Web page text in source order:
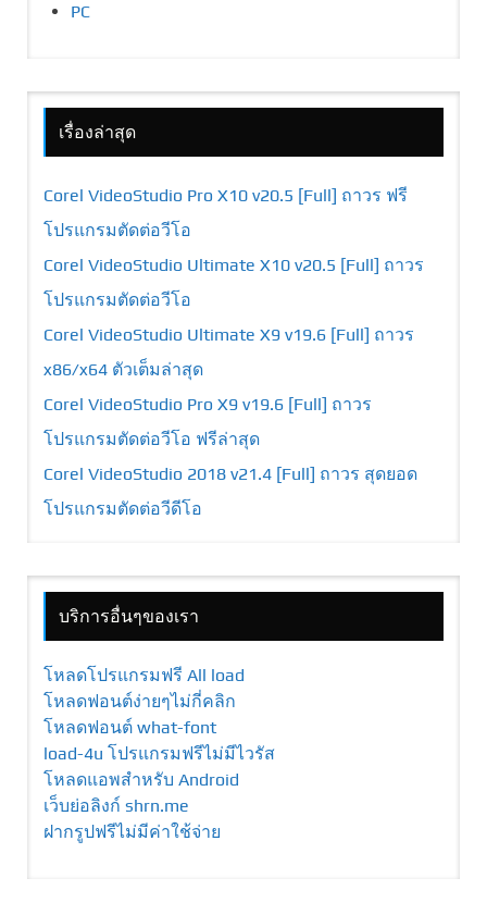
PC
เรื่องล่าสุด
Corel VideoStudio Pro X10 v20.5 [Full] ถาวร ฟรี
โปรแกรมตัดต่อวีโอ
Corel VideoStudio Ultimate X10 v20.5 [Full] ถาวร
โปรแกรมตัดต่อวีโอ
Corel VideoStudio Ultimate X9 v19.6 [Full] ถาวร
x86/x64 ตัวเต็มล่าสุด
Corel VideoStudio Pro X9 v19.6 [Full] ถาวร
โปรแกรมตัดต่อวีโอ ฟรีล่าสุด
Corel VideoStudio 2018 v21.4 [Full] ถาวร สุดยอด
โปรแกรมตัดต่อวีดีโอ
บริการอื่นๆของเรา
โหลดโปรแกรมฟรี All load
โหลดฟอนต์ง่ายๆไม่กี่คลิก
โหลดฟอนต์ what-font
load-4u โปรแกรมฟรีไม่มีไวรัส
โหลดแอพสำหรับ Android
เว็บย่อลิงก์ shrn.me
ฝากรูปฟรีไม่มีค่าใช้จ่าย